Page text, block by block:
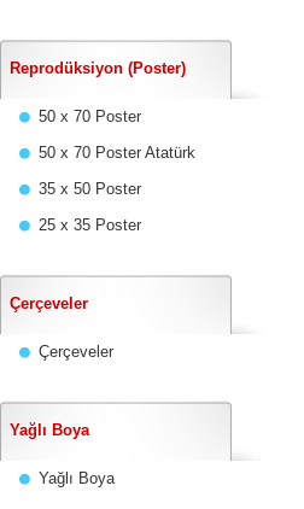
Reprodüksiyon (Poster)
50 x 70 Poster
50 x 70 Poster Atatürk
35 x 50 Poster
25 x 35 Poster
Çerçeveler
Çerçeveler
Yağlı Boya
Yağlı Boya